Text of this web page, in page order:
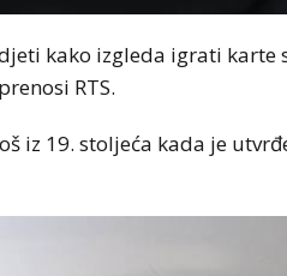
kako izgleda igrati karte
RTS.
iz 19. stoljeća kada je